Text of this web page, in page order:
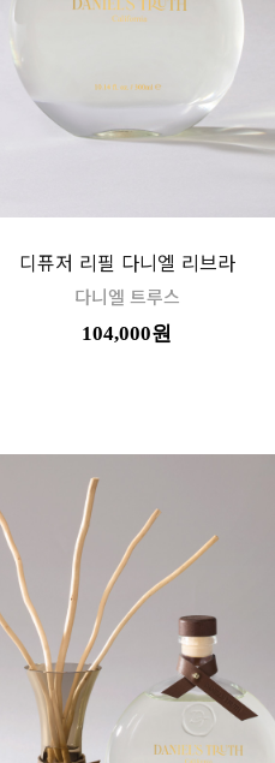
디퓨저 리필 다니엘 리브라
다니엘 트루스
104,000